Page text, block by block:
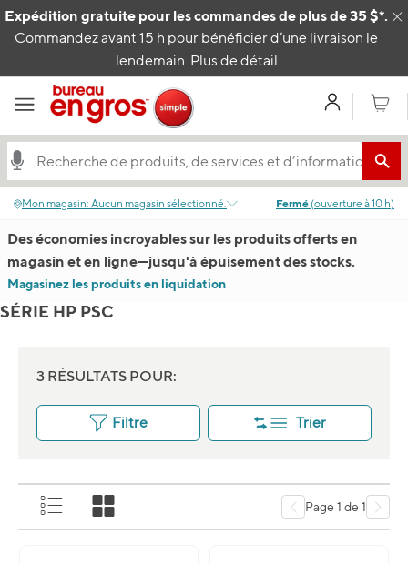
Expédition gratuite pour les commandes de plus de 35 $*.
Commandez avant 15 h pour bénéficier d’une livraison le
lendemain. Plus de détail
MonPanier
Passer au contenu
Mon magasin: Aucun magasin sélectionné. Fermé (ouverture à10 h)
Des économies incroyables sur les produits offerts en
magasin et en ligne—jusqu'à épuisement des stocks.
Magasinez les produits en liquidation
SÉRIE HP PSC
3 RÉSULTATS POUR:
Filtre Trier
Page 1 de 1